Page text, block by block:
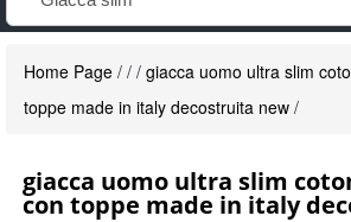
Home Page / / / giacca uomo ultra slim
toppe made in italy decostruita new /
giacca uomo ultra slim
con toppe made in italy